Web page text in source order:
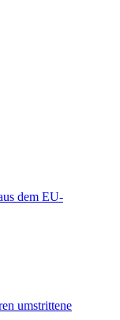
dem EU-
umstrittene